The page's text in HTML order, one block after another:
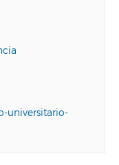
universitario-